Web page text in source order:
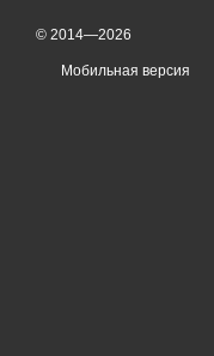
© 2014—2026
Мобильная версия